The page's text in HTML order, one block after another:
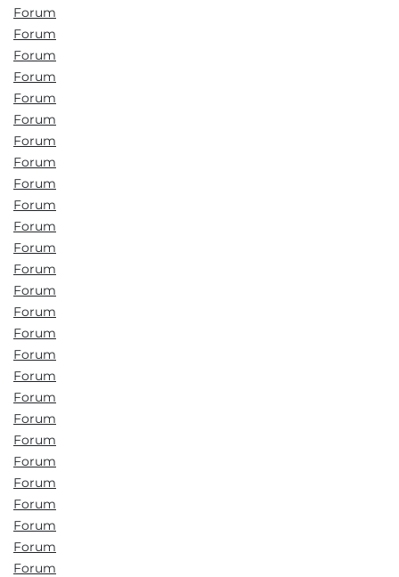
Forum
Forum
Forum
Forum
Forum
Forum
Forum
Forum
Forum
Forum
Forum
Forum
Forum
Forum
Forum
Forum
Forum
Forum
Forum
Forum
Forum
Forum
Forum
Forum
Forum
Forum
Forum